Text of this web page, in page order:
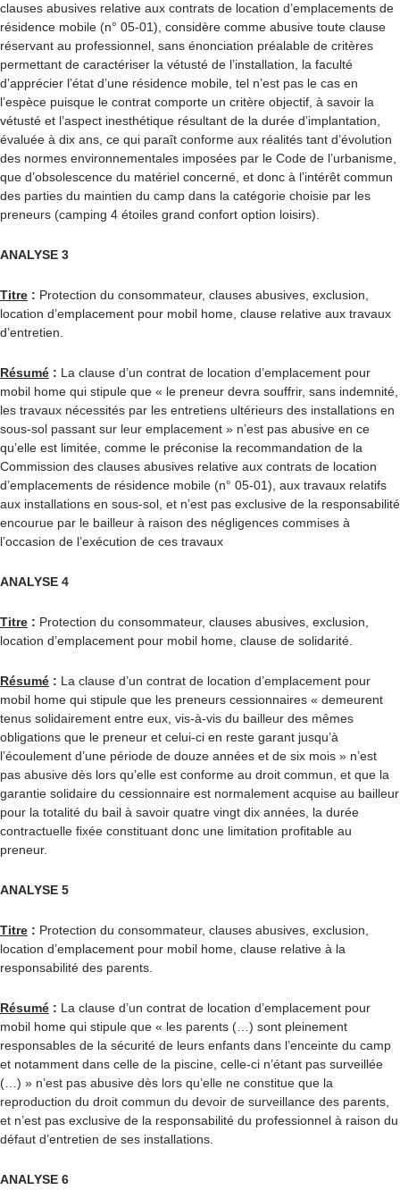
clauses abusives relative aux contrats de location d’emplacements de
résidence mobile (n° 05-01), considère comme abusive toute clause
réservant au professionnel, sans énonciation préalable de critères
permettant de caractériser la vétusté de l’installation, la faculté
d’apprécier l’état d’une résidence mobile, tel n’est pas le cas en
l’espèce puisque le contrat comporte un critère objectif, à savoir la
vétusté et l’aspect inesthétique résultant de la durée d’implantation,
évaluée à dix ans, ce qui paraît conforme aux réalités tant d’évolution
des normes environnementales imposées par le Code de l’urbanisme,
que d’obsolescence du matériel concerné, et donc à l’intérêt commun
des parties du maintien du camp dans la catégorie choisie par les
preneurs (camping 4 étoiles grand confort option loisirs).
ANALYSE 3
Titre : Protection du consommateur, clauses abusives, exclusion,
location d’emplacement pour mobil home, clause relative aux travaux
d’entretien.
Résumé : La clause d’un contrat de location d’emplacement pour
mobil home qui stipule que « le preneur devra souffrir, sans indemnité,
les travaux nécessités par les entretiens ultérieurs des installations en
sous-sol passant sur leur emplacement » n’est pas abusive en ce
qu’elle est limitée, comme le préconise la recommandation de la
Commission des clauses abusives relative aux contrats de location
d’emplacements de résidence mobile (n° 05-01), aux travaux relatifs
aux installations en sous-sol, et n’est pas exclusive de la responsabilité
encourue par le bailleur à raison des négligences commises à
l’occasion de l’exécution de ces travaux
ANALYSE 4
Titre : Protection du consommateur, clauses abusives, exclusion,
location d’emplacement pour mobil home, clause de solidarité.
Résumé : La clause d’un contrat de location d’emplacement pour
mobil home qui stipule que les preneurs cessionnaires « demeurent
tenus solidairement entre eux, vis-à-vis du bailleur des mêmes
obligations que le preneur et celui-ci en reste garant jusqu’à
l’écoulement d’une période de douze années et de six mois » n’est
pas abusive dès lors qu’elle est conforme au droit commun, et que la
garantie solidaire du cessionnaire est normalement acquise au bailleur
pour la totalité du bail à savoir quatre vingt dix années, la durée
contractuelle fixée constituant donc une limitation profitable au
preneur.
ANALYSE 5
Titre : Protection du consommateur, clauses abusives, exclusion,
location d’emplacement pour mobil home, clause relative à la
responsabilité des parents.
Résumé : La clause d’un contrat de location d’emplacement pour
mobil home qui stipule que « les parents (…) sont pleinement
responsables de la sécurité de leurs enfants dans l’enceinte du camp
et notamment dans celle de la piscine, celle-ci n’étant pas surveillée
(…) » n’est pas abusive dès lors qu’elle ne constitue que la
reproduction du droit commun du devoir de surveillance des parents,
et n’est pas exclusive de la responsabilité du professionnel à raison du
défaut d’entretien de ses installations.
ANALYSE 6